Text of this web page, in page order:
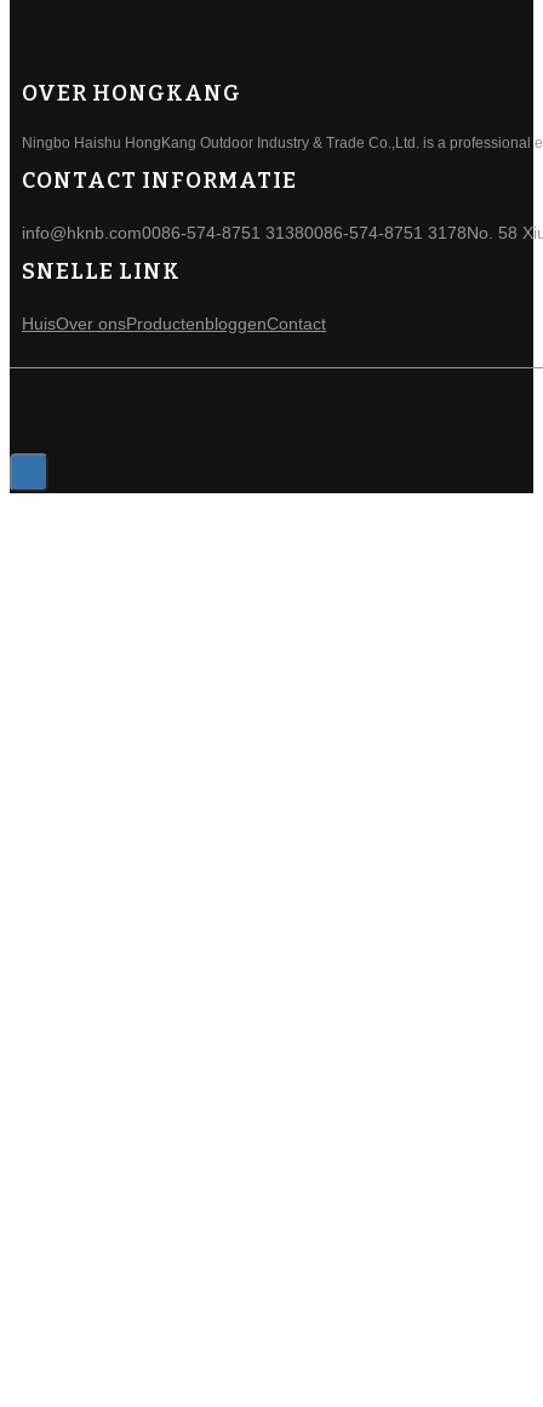
OVER HONGKANG
Ningbo Haishu HongKang Outdoor Industry & Trade Co.,Ltd. is a professional
CONTACT INFORMATIE
info@hknb.com0086-574-8751 31380086-574-8751 3178No. 58
SNELLE LINK
HuisOver onsProductenbloggenContact